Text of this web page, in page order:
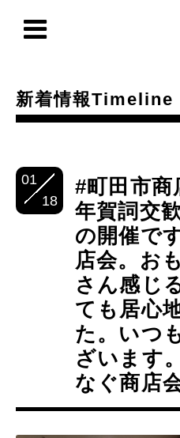
新着情報Timeline
01
18
#町田市商
年賀詞交
の開催で
店会。お
さん感じ
ても居心
た。いつ
ざいます
なぐ商店